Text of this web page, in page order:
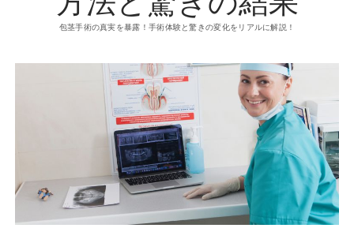
包茎手術の真実を暴露！手術体験と驚きの変化をリアルに解説！